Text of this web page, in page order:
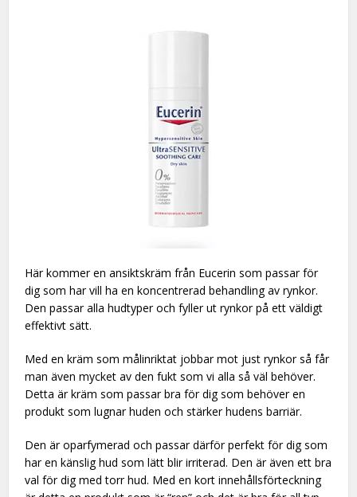
Här kommer en ansiktskräm från Eucerin som passar för
dig som har vill ha en koncentrerad behandling av rynkor.
Den passar alla hudtyper och fyller ut rynkor på ett väldigt
effektivt sätt.
Med en kräm som målinriktat jobbar mot just rynkor så får
man även mycket av den fukt som vi alla så väl behöver.
Detta är kräm som passar bra för dig som behöver en
produkt som lugnar huden och stärker hudens barriär.
Den är oparfymerad och passar därför perfekt för dig som
har en känslig hud som lätt blir irriterad. Den är även ett bra
val för dig med torr hud. Med en kort innehållsförteckning